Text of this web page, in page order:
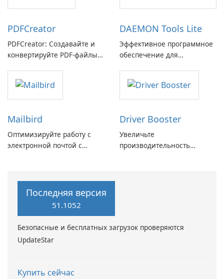
PDFCreator
PDFCreator: Создавайте и
конвертируйте PDF-файлы с
DAEMON Tools Lite
Эффективное программное
обеспечение для
Mailbird
Оптимизируйте работу с
электронной почтой с
Driver Booster
Увеличьте
производительность
Последняя версия
51.1052
Безопасные и бесплатных загрузок проверяются
UpdateStar
Купить сейчас